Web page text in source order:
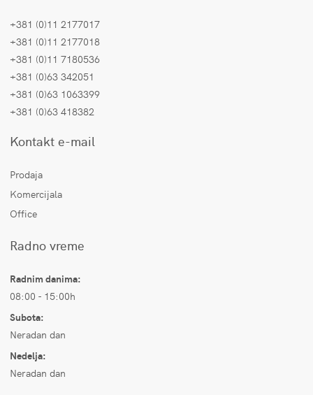
+381 (0)11 2177017
+381 (0)11 2177018
+381 (0)11 7180536
+381 (0)63 342051
+381 (0)63 1063399
+381 (0)63 418382
Kontakt e-mail
Prodaja
Komercijala
Office
Radno vreme
Radnim danima:
08:00 - 15:00h
Subota:
Neradan dan
Nedelja:
Neradan dan